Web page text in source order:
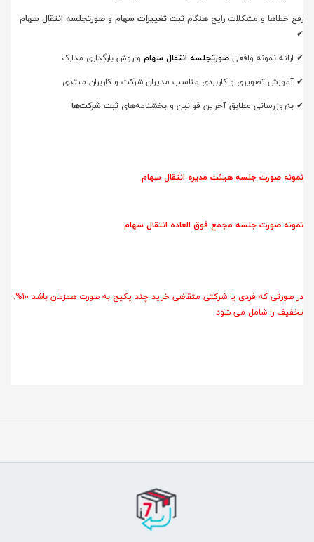
رفع خطاها و مشکلات رایج هنگام ثبت تغییرات سهام و صورتجلسه انتقال سهام
✔
ارائه نمونه واقعیصورتجلسه انتقال سهام
و روش بارگذاری مدارک ✔
آموزش تصویری و کاربردی مناسب مدیران شرکت و کاربران مبتدی ✔
به‌روزرسانی مطابق آخرین قوانین و بخشنامه‌های ثبت شرکت‌ها ✔
نمونه صورت جلسه هیئت مدیره انتقال سهام
نمونه صورت جلسه مجمع فوق العاده انتقال سهام
.در صورتی که فردی یا شرکتی متقاضی خرید چند پکیج به صورت همزمان باشد 10%
تخفیف را شامل می شود